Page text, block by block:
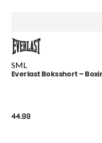
SML
Everlast Boksshort –
44.99